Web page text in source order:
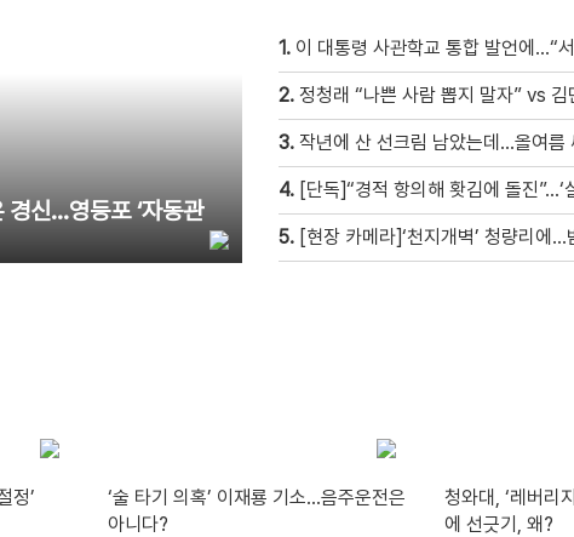
경신…영등포 ‘자동관
1. 이 대통령 사관학교 통합 발언에…“서울대
2. 정청래 “나쁜 사람 뽑지 말자” vs 김민
3. 작년에 산 선크림 남았는데…올여름
4. [단독]“경적 항의해 홧김에 돌진”…‘
5. [현장 카메라]‘천지개벽’ 청량리에…밤마다
정’
‘술 타기 의혹’ 이재룡 기소…음주운전은
아니다?
청와대, ‘레버리
에 선긋기, 왜?